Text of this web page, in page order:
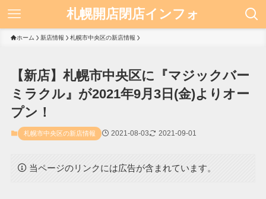
札幌開店閉店インフォ
ホーム 新店情報 札幌市中央区の新店情報
【新店】札幌市中央区に『マジックバー
ミラクル』が2021年9月3日(金)よりオー
プン！
札幌市中央区の新店情報 2021-08-03 2021-09-01
当ページのリンクには広告が含まれています。